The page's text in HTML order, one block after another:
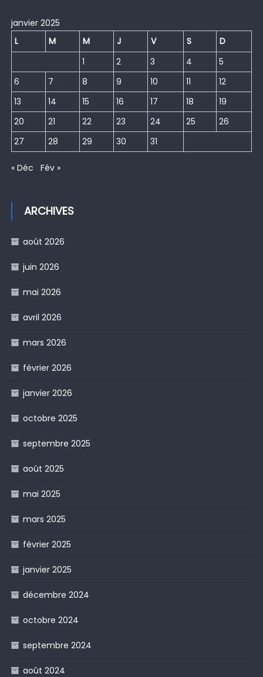
janvier 2025
L
M M J V S
D
1
2 3 4
5
6
7 8 9 10 11
12
13
14 15 16 17 18
19
20
21 22 23 24 25
26
27
28 29 30 31
« Déc Fév »
ARCHIVES
août 2026
juin 2026
mai 2026
avril 2026
mars 2026
février 2026
janvier 2026
octobre 2025
septembre 2025
août 2025
mai 2025
mars 2025
février 2025
janvier 2025
décembre 2024
octobre 2024
septembre 2024
août 2024